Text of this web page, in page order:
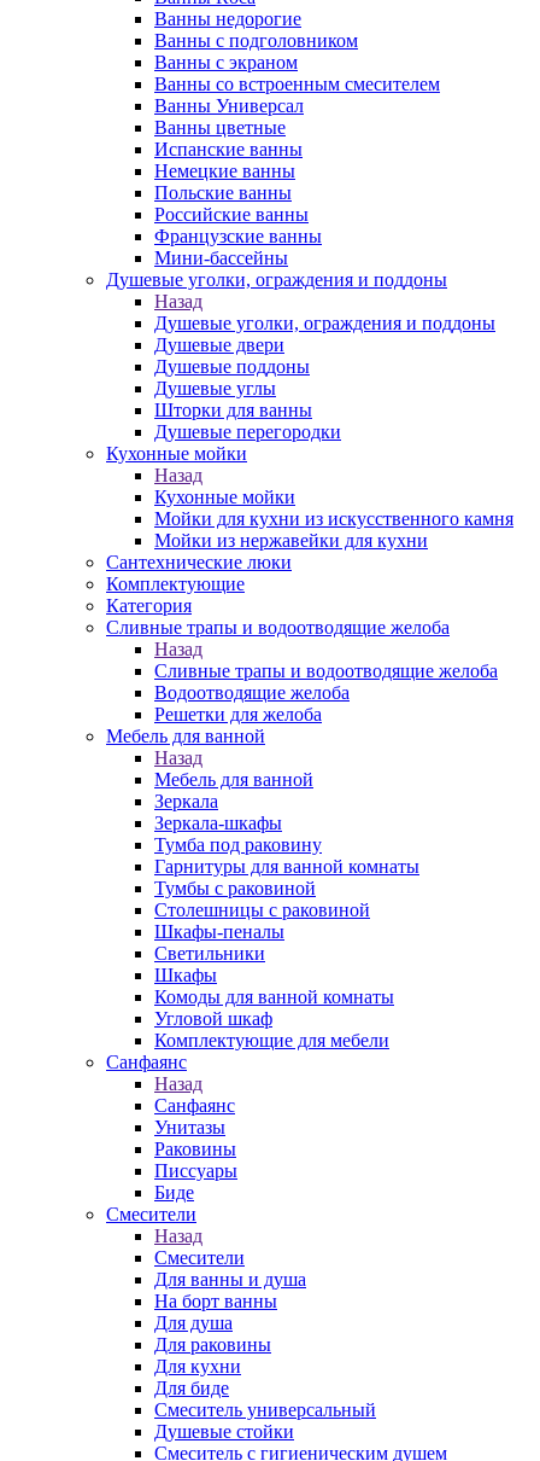
Ванны недорогие
Ванны с подголовником
Ванны с экраном
Ванны со встроенным смесителем
Ванны Универсал
Ванны цветные
Испанские ванны
Немецкие ванны
Польские ванны
Российские ванны
Французские ванны
Мини-бассейны
Душевые уголки, ограждения и поддоны
Назад
Душевые уголки, ограждения и поддоны
Душевые двери
Душевые поддоны
Душевые углы
Шторки для ванны
Душевые перегородки
Кухонные мойки
Назад
Кухонные мойки
Мойки для кухни из искусственного камня
Мойки из нержавейки для кухни
Сантехнические люки
Комплектующие
Категория
Cливные трапы и водоотводящие желоба
Назад
Cливные трапы и водоотводящие желоба
Водоотводящие желоба
Решетки для желоба
Мебель для ванной
Назад
Мебель для ванной
Зеркала
Зеркала-шкафы
Тумба под раковину
Гарнитуры для ванной комнаты
Тумбы с раковиной
Столешницы с раковиной
Шкафы-пеналы
Светильники
Шкафы
Комоды для ванной комнаты
Угловой шкаф
Комплектующие для мебели
Санфаянс
Назад
Санфаянс
Унитазы
Раковины
Писсуары
Биде
Смесители
Назад
Смесители
Для ванны и душа
На борт ванны
Для душа
Для раковины
Для кухни
Для биде
Смеситель универсальный
Душевые стойки
Смеситель с гигиеническим душем